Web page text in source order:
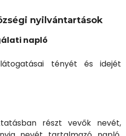
nyilvántartások
napló
tényét és idejét
részt vevők nevét,